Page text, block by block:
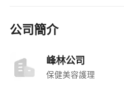
公司簡介
峰林公司
保健美容護理